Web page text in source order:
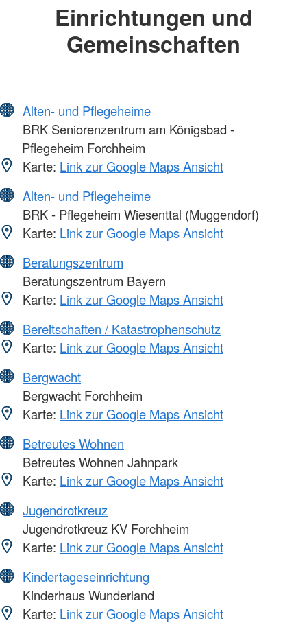
Einrichtungen und
Gemeinschaften
Alten- und Pflegeheime
BRK Seniorenzentrum am Königsbad -
Pflegeheim Forchheim
Karte: Link zur Google Maps Ansicht
Alten- und Pflegeheime
BRK - Pflegeheim Wiesenttal (Muggendorf)
Karte: Link zur Google Maps Ansicht
Beratungszentrum
Beratungszentrum Bayern
Karte: Link zur Google Maps Ansicht
Bereitschaften / Katastrophenschutz
Karte: Link zur Google Maps Ansicht
Bergwacht
Bergwacht Forchheim
Karte: Link zur Google Maps Ansicht
Betreutes Wohnen
Betreutes Wohnen Jahnpark
Karte: Link zur Google Maps Ansicht
Jugendrotkreuz
Jugendrotkreuz KV Forchheim
Karte: Link zur Google Maps Ansicht
Kindertageseinrichtung
Kinderhaus Wunderland
Karte: Link zur Google Maps Ansicht